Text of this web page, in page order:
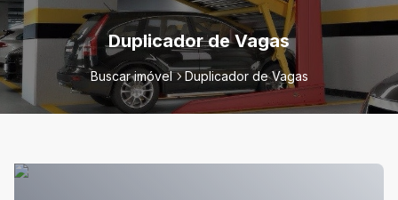
Duplicador de Vagas
Buscar imóvel Duplicador de Vagas